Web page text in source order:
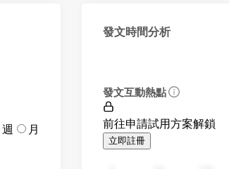
週 月
發文時間分析
發文互動熱點
前往申請試用方案解鎖
立即註冊